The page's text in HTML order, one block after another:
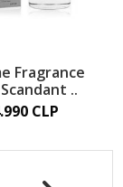
Fragrance
..
CLP